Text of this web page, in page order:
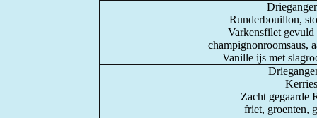
Runderbouillon,
Varkensfilet gevuld
champignonroomsaus,
Vanille ijs met
Zacht gegaarde
friet, groenten,